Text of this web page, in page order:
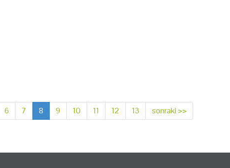
6 7 8 9 10 11 12 13 sonraki >>